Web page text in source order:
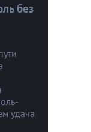
без
удача